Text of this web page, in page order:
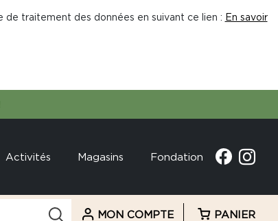
traitement des données en suivant ce lien : En savoir
Activités Magasins Fondation
MON COMPTE PANIER